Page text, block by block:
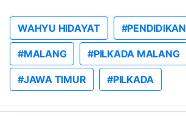
WAHYU HIDAYAT #PENDIDIKAN
#MALANG #PILKADA MALANG
#JAWA TIMUR #PILKADA